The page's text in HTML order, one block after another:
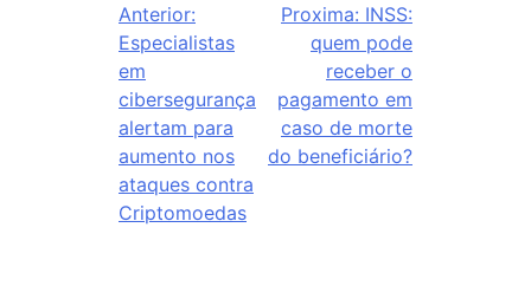
Anterior:
Especialistas
em
cibersegurança
alertam para
aumento nos
ataques contra
Criptomoedas
Proxima: INSS:
quem pode
receber o
pagamento em
caso de morte
do beneficiário?